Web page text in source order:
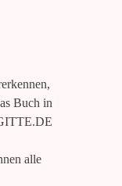
Buch in
alle